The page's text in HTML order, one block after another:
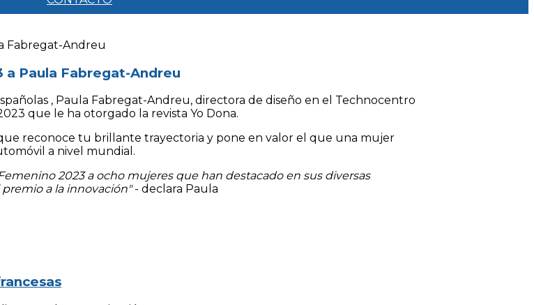
Paula Fabregat-Andreu
, Paula Fabregat-Andreu, directora de diseño en el Technocentro
que le ha otorgado la revista Yo Dona.
reconoce tu brillante trayectoria y pone en valor el que una mujer
a nivel mundial.
2023 a ocho mujeres que han destacado en sus diversas
a la innovación"- declara Paula